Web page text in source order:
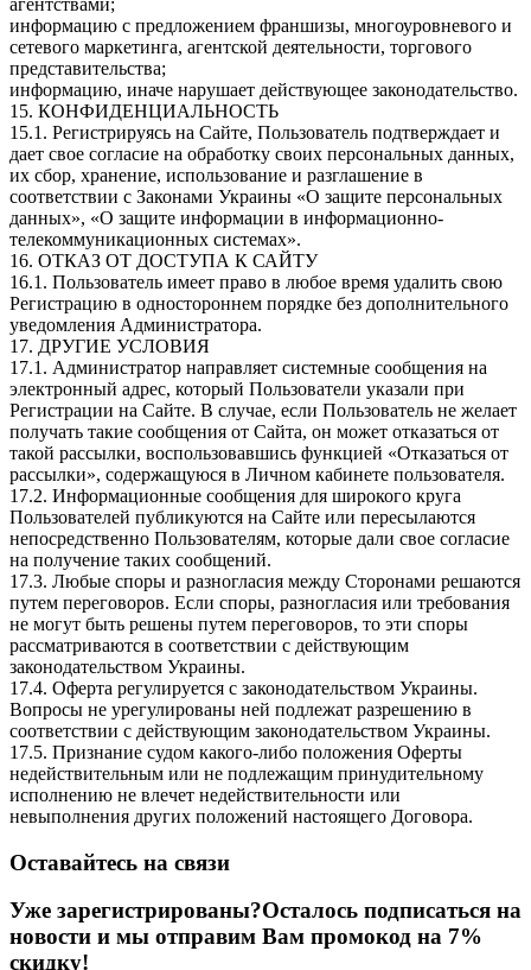
агентствами;
информацию с предложением франшизы, многоуровневого и
сетевого маркетинга, агентской деятельности, торгового
представительства;
информацию, иначе нарушает действующее законодательство.
15. КОНФИДЕНЦИАЛЬНОСТЬ
15.1. Регистрируясь на Сайте, Пользователь подтверждает и
дает свое согласие на обработку своих персональных данных,
их сбор, хранение, использование и разглашение в
соответствии с Законами Украины «О защите персональных
данных», «О защите информации в информационно-
телекоммуникационных системах».
16. ОТКАЗ ОТ ДОСТУПА К САЙТУ
16.1. Пользователь имеет право в любое время удалить свою
Регистрацию в одностороннем порядке без дополнительного
уведомления Администратора.
17. ДРУГИЕ УСЛОВИЯ
17.1. Администратор направляет системные сообщения на
электронный адрес, который Пользователи указали при
Регистрации на Сайте. В случае, если Пользователь не желает
получать такие сообщения от Сайта, он может отказаться от
такой рассылки, воспользовавшись функцией «Отказаться от
рассылки», содержащуюся в Личном кабинете пользователя.
17.2. Информационные сообщения для широкого круга
Пользователей публикуются на Сайте или пересылаются
непосредственно Пользователям, которые дали свое согласие
на получение таких сообщений.
17.3. Любые споры и разногласия между Сторонами решаются
путем переговоров. Если споры, разногласия или требования
не могут быть решены путем переговоров, то эти споры
рассматриваются в соответствии с действующим
законодательством Украины.
17.4. Оферта регулируется с законодательством Украины.
Вопросы не урегулированы ней подлежат разрешению в
соответствии с действующим законодательством Украины.
17.5. Признание судом какого-либо положения Оферты
недействительным или не подлежащим принудительному
исполнению не влечет недействительности или
невыполнения других положений настоящего Договора.
Оставайтесь на связи
Уже зарегистрированы?Осталось подписаться на
новости и мы отправим Вам промокод на 7%
скидку!